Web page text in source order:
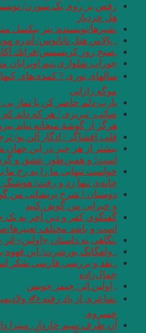
رقص بر روی یک سوزن/
هل خردیار
.شیرها/نويسنده: پتر بیکسل
. پالاس هتل تاناتوس/ آندره
.صبح روز کریسمس/فرانك
جوراب شلواری.تيم اوبرايان
سالهای نوری ? کمدی‌های
موگه رازانی
یارب دلم حاضر کن یا نماز بی
صائب_تبریزی / هر که داند
هرگز از گوشهٔ میخانه نیاید
قلب افشاگر / ادگار آلن پو/
بیشتر از هر چیز در این جهان
است؛ و همین‌طور عشق و
خواست تنهایی ما را به رخ ما
خانه‌ی تنها زد و رفت‌/
دوستان ! شرح پریشانی من
و حیرانی من گوش کنید
گفتگوي کفر و دین آخر به
است و باشد مختلف تعبیرها/
.نگاهی به داستان «ِاِولین»
. ولفگانگ بورشرت/ این قهوه
. نقد و بررسی فارسی شکر
جمال‌زاده
, اِولین اثر: جیمز جویس
.شاعری از یاد رفته ✍
خسروی
آن طرف سیم خاردار. میترا